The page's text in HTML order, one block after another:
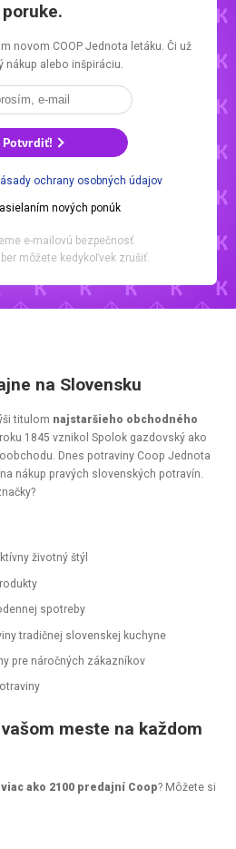
poruke.
novom COOP Jednota letáku. Či už
nákup alebo inšpiráciu.
Potvrdiť!
ochrany osobných údajov
nových ponúk
e-mailovú bezpečnosť.
môžete kedykoľvek zrušiť.
na Slovensku
titulom najstaršieho obchodného
roku 1845 vznikol Spolok gazdovský ako
Dnes potraviny Coop Jednota
nákup pravých slovenských potravín.
životný štýl
spotreby
tradičnej slovenskej kuchyne
pre náročných zákazníkov
meste na každom
viac ako 2100 predajní Coop? Môžete si